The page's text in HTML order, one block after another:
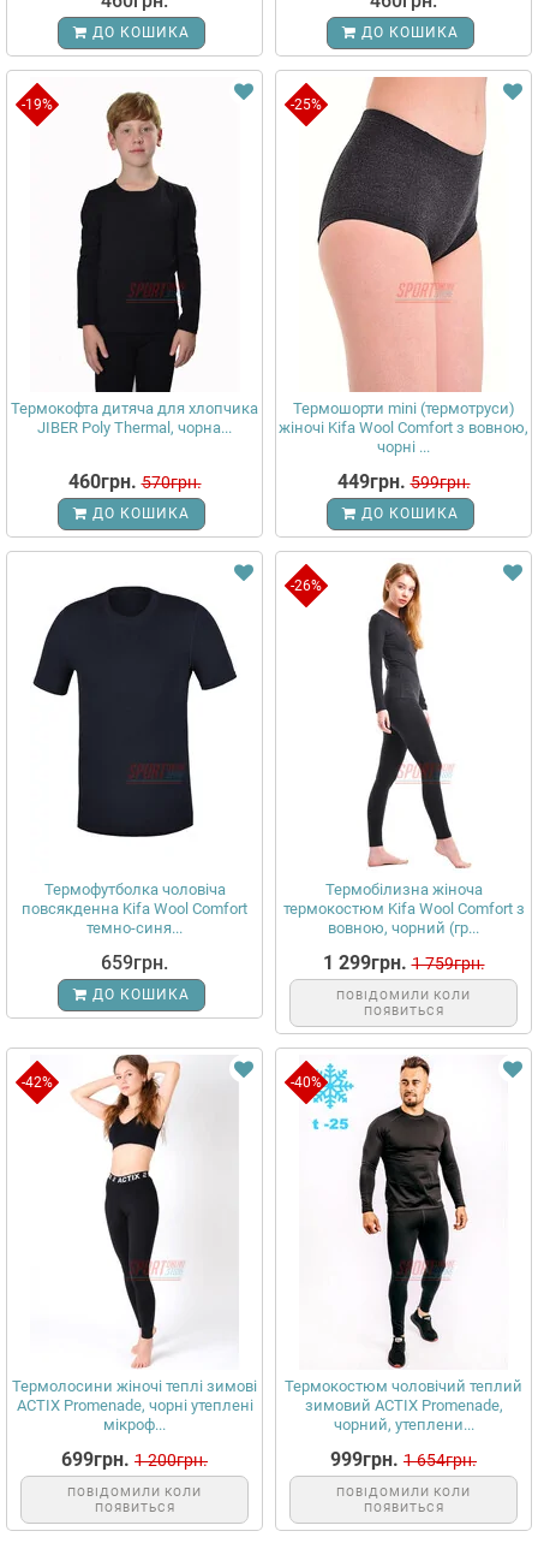
ДО КОШИКА ДО КОШИКА
-19%
Термокофта дитяча для хлопчика
JIBER Poly Thermal, чорна...
460грн. 570грн.
ДО КОШИКА
-25%
Термошорти mini (термотруси)
жіночі Kifa Wool Comfort з вовною,
чорні ...
449грн. 599грн.
ДО КОШИКА
Термофутболка чоловіча
повсякденна Kifa Wool Comfort
темно-синя...
659грн.
ДО КОШИКА
-26%
Термобілизна жіноча
термокостюм Kifa Wool Comfort з
вовною, чорний (гр...
1 299грн. 1 759грн.
ПОВІДОМИЛИ КОЛИ
ПОЯВИТЬСЯ
-42%
Термолосини жіночі теплі зимові
ACTIX Promenade, чорні утеплені
мікроф...
699грн. 1 200грн.
ПОВІДОМИЛИ КОЛИ
ПОЯВИТЬСЯ
-40%
Термокостюм чоловічий теплий
зимовий ACTIX Promenade,
чорний, утеплени...
999грн. 1 654грн.
ПОВІДОМИЛИ КОЛИ
ПОЯВИТЬСЯ